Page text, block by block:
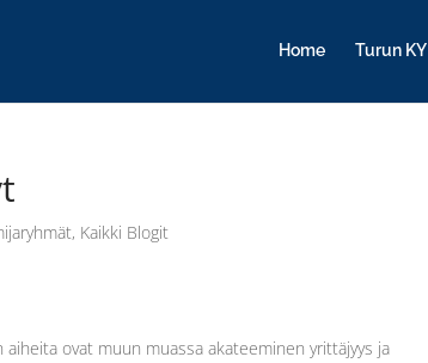
Home Turun KY
, Kaikki Blogit
ovat muun muassa akateeminen yrittäjyys ja